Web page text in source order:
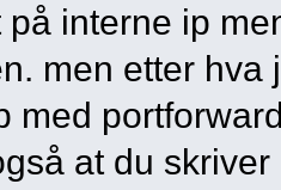
på interne ip
men etter
med
at du